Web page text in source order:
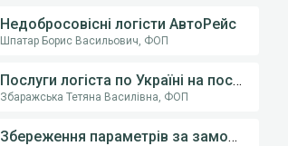
Недобросовісні логісти АвтоРейс
Шпатар Борис Васильович, ФОП
Послуги логіста по Україні на постійній основі .
Збаражська Тетяна Василівна, ФОП
Збереження параметрів за замовчуванням (тип транспорту) у пошуку вантажів